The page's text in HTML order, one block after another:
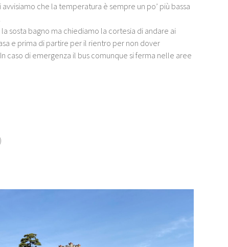
che la temperatura è sempre un po’ più bassa
sosta bagno ma chiediamo la cortesia di andare ai
e prima di partire per il rientro per non dover
caso di emergenza il bus comunque si ferma nelle aree